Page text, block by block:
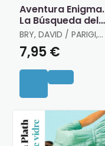
Aventura Enigma.
La Búsqueda del
Tesoro
BRY, DAVID / PARIGI,
JÉRÉMY
7,95 €